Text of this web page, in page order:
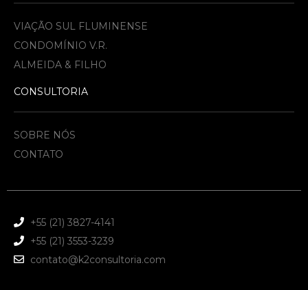
VIAÇÃO SUL FLUMINENSE
CONDOMÍNIO V.R.
ALMEIDA & FILHO​
CONSULTORIA
SOBRE NÓS
CONTATO
+55 (21) 3827-4141
+55 (21) 3553-3239
contato@k2consultoria.com